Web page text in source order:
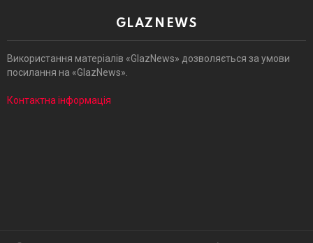
GLAZNEWS
Використання матеріалів «GlazNews» дозволяється за умови
посилання на «GlazNews».
Контактна інформація